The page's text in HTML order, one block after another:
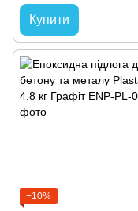
Купити
−10%